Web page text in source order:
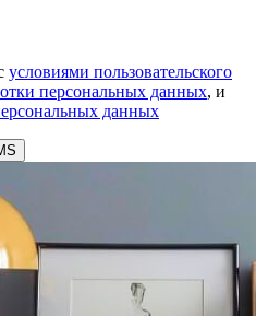
условиями пользовательского
персональных данных, и
данных